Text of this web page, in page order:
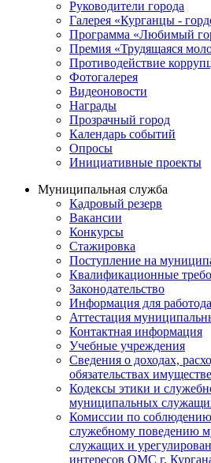
Руководители города
Галерея «Курганцы -
Программа «Любимый
Премия «Трудящаяся
Противодействие
Фотогалерея
Видеоновости
Награды
Прозрачный город
Календарь событий
Опросы
Инициативные проекты
Муниципальная служба
Кадровый резерв
Вакансии
Конкурсы
Стажировка
Поступление на
Квалификационные
Законодательство
Информация для
Аттестация
Контактная информация
Учебные учреждения
Сведения о доходах,
обязательствах
Кодексы этики и
муниципальных
Комиссии по
служебному поведению
служащих и
интересов ОМС г.